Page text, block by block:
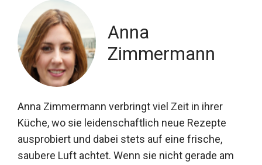
Anna
Zimmermann
Anna Zimmermann verbringt viel Zeit in ihrer
Küche, wo sie leidenschaftlich neue Rezepte
ausprobiert und dabei stets auf eine frische,
saubere Luft achtet. Wenn sie nicht gerade am